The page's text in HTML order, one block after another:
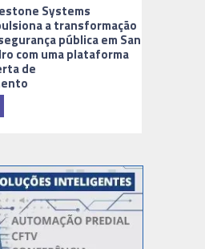
Systems
a transformação
pública em San
com uma plataforma
de